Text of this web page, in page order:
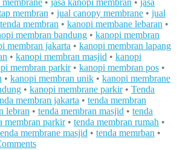
• jasa kanopi membran • jasa
membran • jual canopy membrane • jual
membran • kanopi membane lebaran •
membran bandung • kanopi membran
membran jakarta • kanopi membran lapang
• kanopi membran masjid • kanopi
membran parkir• kanopi membran pos •
• kanopi membran unik • kanopi membrane
• kanopi membrane parkir• Tenda
membran jakarta • tenda membran
lebran • tenda membran masjid • tenda
membran parkir• tenda membran rumah •
membrane masjid • tenda memrban •